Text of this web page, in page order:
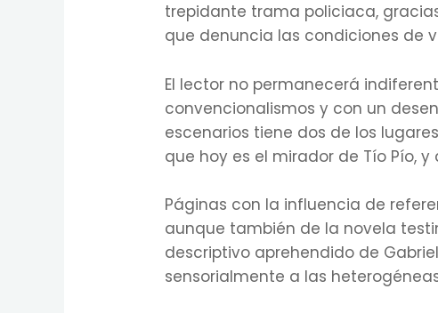
trepidante trama policiaca,
que denuncia las condiciones de
El lector no permanecerá
convencionalismos y con un
escenarios tiene dos de los
que hoy es el mirador de Tío Pío,
Páginas con la influencia de
aunque también de la novela
descriptivo aprehendido de
sensorialmente a las